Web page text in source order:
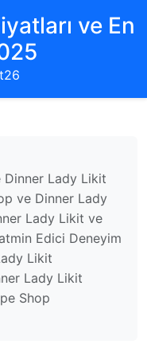
ve En
Dinner Lady Likit
ve Dinner Lady
Lady Likit ve
Edici Deneyim
Likit
Lady Likit
Shop